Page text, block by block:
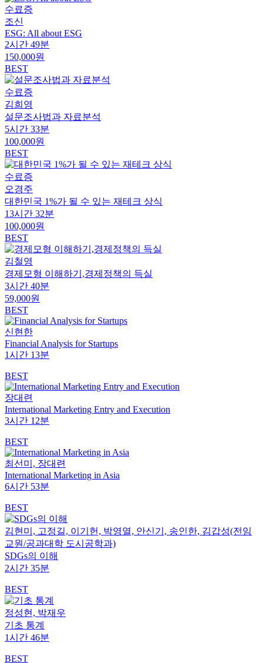
수료증
조신
ESG: All about ESG
2시간 49분
150,000원
BEST
수료증
김희영
설문조사법과 자료분석
5시간 33분
100,000원
BEST
수료증
오경주
대한민국 1%가 될 수 있는 재테크 상식
13시간 32분
100,000원
BEST
김철영
경제모형 이해하기,경제정책의 득실
3시간 40분
59,000원
BEST
신현한
Financial Analysis for Startups
1시간 13분
BEST
장대련
International Marketing Entry and Execution
3시간 12분
BEST
최선미, 장대련
International Marketing in Asia
6시간 53분
BEST
김현미, 고정길, 이기헌, 박영열, 안신기, 송인한, ­김갑성(전임
교원/공과대학 도시공학과)
SDGs의 이해
2시간 35분
BEST
정성현, 박재우
기초 통계
1시간 46분
BEST